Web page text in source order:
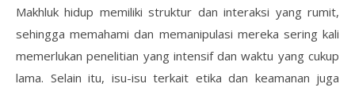
Makhluk hidup memiliki struktur dan interaksi yang rumit,
sehingga memahami dan memanipulasi mereka sering kali
memerlukan penelitian yang intensif dan waktu yang cukup
lama. Selain itu, isu-isu terkait etika dan keamanan juga